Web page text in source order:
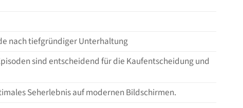
nach tiefgründiger Unterhaltung
sind entscheidend für die Kaufentscheidung und
Seherlebnis auf modernen Bildschirmen.